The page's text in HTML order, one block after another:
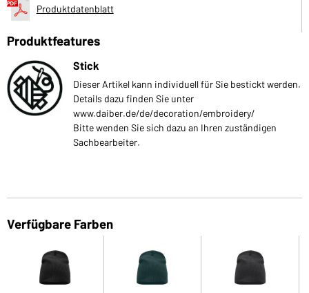
Produktdatenblatt
Produktfeatures
Stick
Dieser Artikel kann individuell für Sie bestickt werden.
Details dazu finden Sie unter
www.daiber.de/de/decoration/embroidery/
Bitte wenden Sie sich dazu an Ihren zuständigen
Sachbearbeiter.
Verfügbare Farben